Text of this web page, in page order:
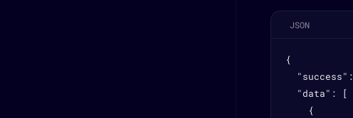
JSON
{
  "data": [
    {